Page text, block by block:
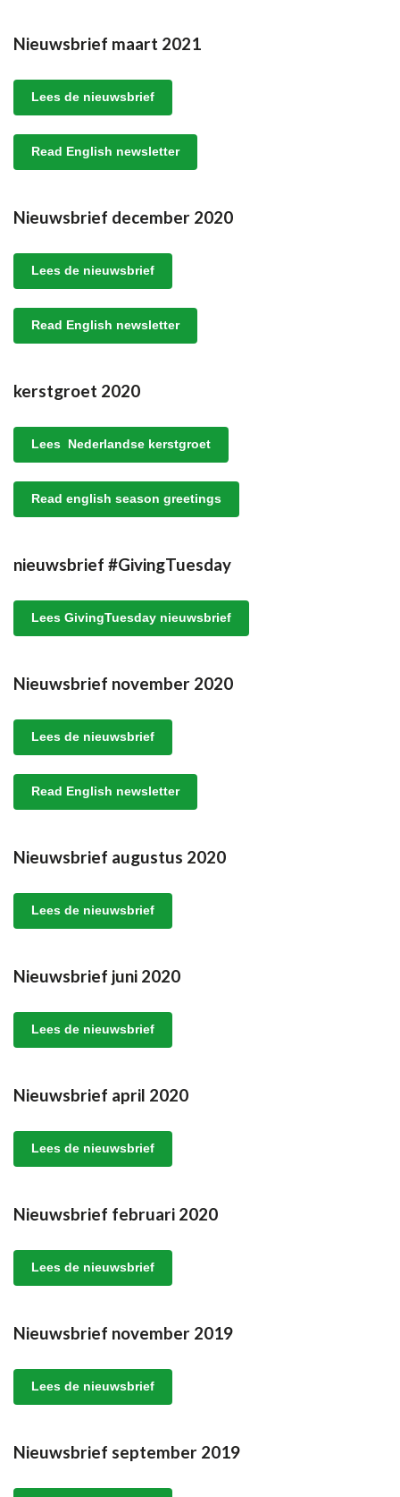
Nieuwsbrief maart 2021
Lees de nieuwsbrief
Read English newsletter
Nieuwsbrief december 2020
Lees de nieuwsbrief
Read English newsletter
kerstgroet 2020
Lees Nederlandse kerstgroet
Read english season greetings
nieuwsbrief #GivingTuesday
Lees GivingTuesday nieuwsbrief
Nieuwsbrief november 2020
Lees de nieuwsbrief
Read English newsletter
Nieuwsbrief augustus 2020
Lees de nieuwsbrief
Nieuwsbrief juni 2020
Lees de nieuwsbrief
Nieuwsbrief april 2020
Lees de nieuwsbrief
Nieuwsbrief februari 2020
Lees de nieuwsbrief
Nieuwsbrief november 2019
Lees de nieuwsbrief
Nieuwsbrief september 2019